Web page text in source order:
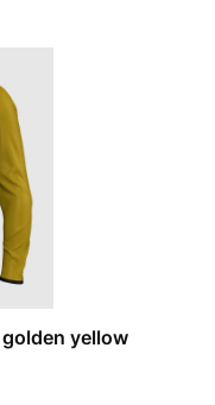
golden yellow